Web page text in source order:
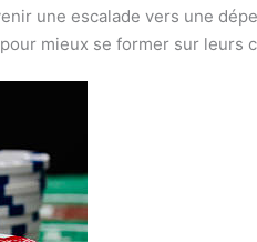
une escalade vers une
pour mieux se former sur leurs